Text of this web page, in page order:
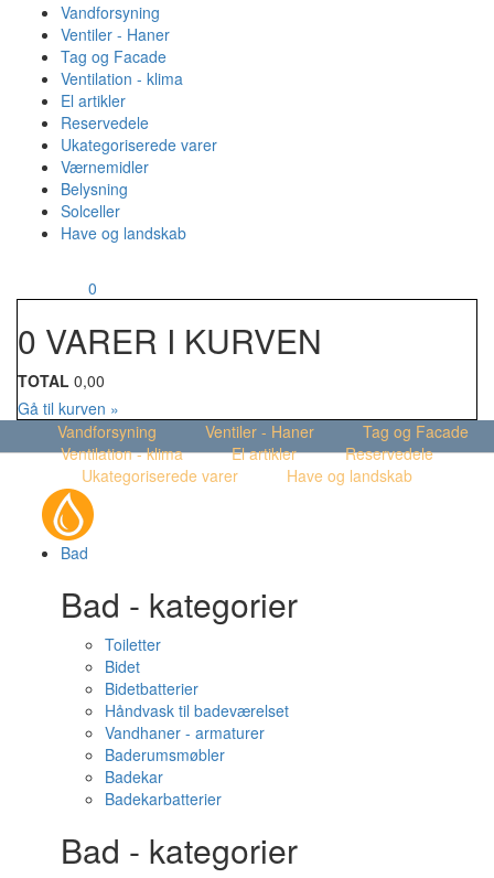
Vandforsyning
Ventiler - Haner
Tag og Facade
Ventilation - klima
El artikler
Reservedele
Ukategoriserede varer
Værnemidler
Belysning
Solceller
Have og landskab
0
0 VARER I KURVEN
TOTAL 0,00
Gå til kurven »
Vandforsyning
Ventiler - Haner
Tag og Facade
Ventilation - klima
El artikler
Reservedele
Ukategoriserede varer
Have og landskab
Bad
Bad - kategorier
Toiletter
Bidet
Bidetbatterier
Håndvask til badeværelset
Vandhaner - armaturer
Baderumsmøbler
Badekar
Badekarbatterier
Bad - kategorier